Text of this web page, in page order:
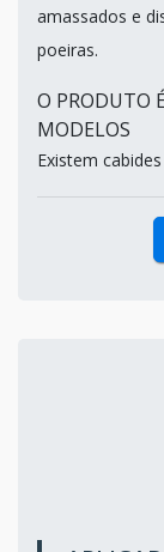
amassados e
poeiras.
O PRODUTO
MODELOS
Existem